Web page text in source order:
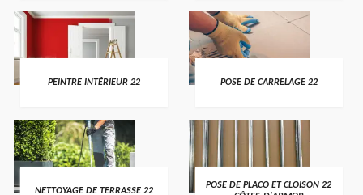
PEINTRE INTÉRIEUR 22 POSE DE CARRELAGE 22
NETTOYAGE DE TERRASSE 22
POSE DE PLACO ET CLOISON 22